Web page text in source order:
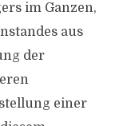
im Ganzen,
aus
der
einer